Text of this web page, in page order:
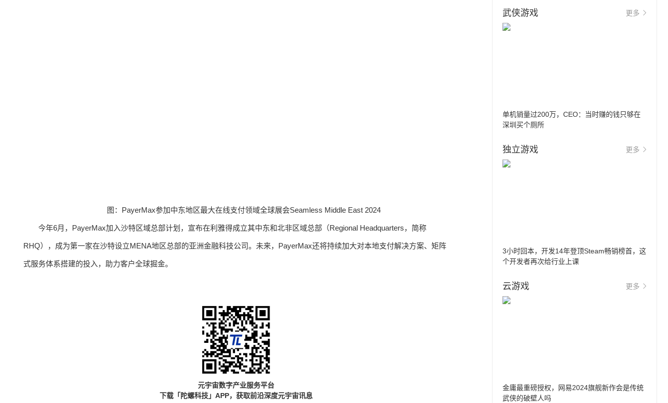
图：PayerMax参加中东地区最大在线支付领域全球展会Seamless Middle East 2024
今年6月，PayerMax加入沙特区域总部计划，宣布在利雅得成立其中东和北非区域总部（Regional Headquarters，简称
RHQ），成为第一家在沙特设立MENA地区总部的亚洲金融科技公司。未来，PayerMax还将持续加大对本地支付解决方案、矩阵
式服务体系搭建的投入，助力客户全球掘金。
元宇宙数字产业服务平台
下载「陀螺科技」APP，获取前沿深度元宇宙讯息
武侠游戏 更多
单机销量过200万，CEO：当时赚的钱只够在
深圳买个厕所
独立游戏 更多
3小时回本，开发14年登顶Steam畅销榜首，这
个开发者再次给行业上课
云游戏 更多
金庸最重磅授权，网易2024旗舰新作会是传统
武侠的破壁人吗